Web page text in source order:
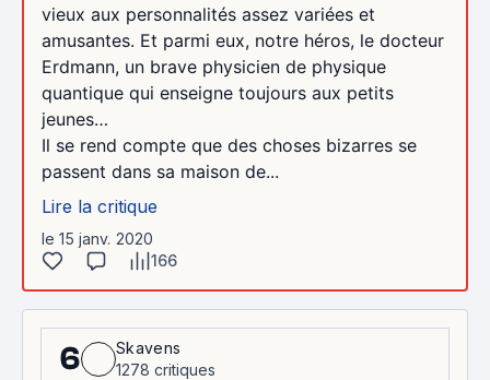
vieux aux personnalités assez variées et
amusantes. Et parmi eux, notre héros, le docteur
Erdmann, un brave physicien de physique
quantique qui enseigne toujours aux petits
jeunes…
Il se rend compte que des choses bizarres se
passent dans sa maison de...
Lire la critique
le 15 janv. 2020
166
6
Skavens
1278 critiques